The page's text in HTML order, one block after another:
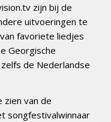
zijn bij de
uitvoeringen te
favoriete liedjes
Georgische
de Nederlandse
van de
songfestivalwinnaar